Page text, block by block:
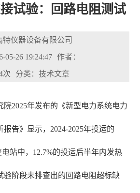
试验：回路电阻测试
仪器设备有限公司
05-26 19:24:47 作者：
次 分类：技术文章
院2025年发布的《新型电力系统电力
告》显示，2024-2025年投运的
站中，12.7%的投运后半年内发热
验阶段未排查出的回路电阻超标缺